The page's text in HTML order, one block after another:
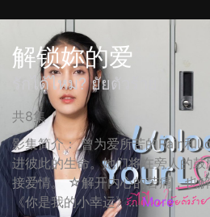
解锁妳的爱
รักได้ไหม? ยัยตัวร้าย
共8集
影集简介： 曾为爱所苦的Rain和
进彼此的生命。她们将在旁人的
接爱情。 ☆解开内心的苦痛，也
《你是我的小幸运》... More